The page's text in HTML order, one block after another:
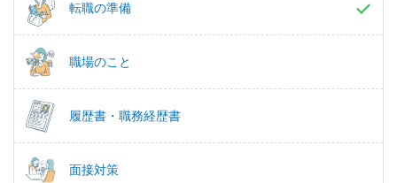
転職の準備
職場のこと
履歴書・職務経歴書
面接対策